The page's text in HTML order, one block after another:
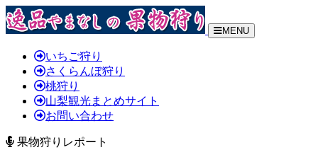
MENU
いちご狩り
さくらんぼ狩り
桃狩り
山梨観光まとめサイト
お問い合わせ
果物狩りレポート